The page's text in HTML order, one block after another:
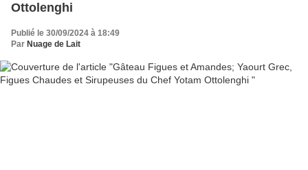
Ottolenghi
Publié le 30/09/2024 à 18:49
Par Nuage de Lait